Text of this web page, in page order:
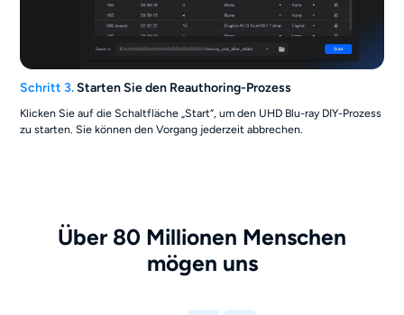
Schritt 3.Starten Sie den Reauthoring-Prozess
Klicken Sie auf die Schaltfläche „Start“, um den UHD Blu-ray DIY-Prozess
zu starten. Sie können den Vorgang jederzeit abbrechen.
Über 80 Millionen Menschen
mögen uns